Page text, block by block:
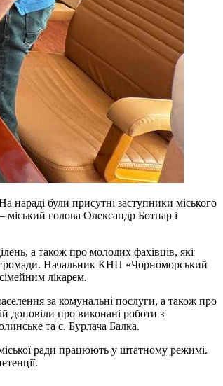
нараді були присутні заступники міського
міський голова Олександр Ботнар і
а також про молодих фахівців, які
громади. Начальник КНП «Чорноморський
лікарем.
за комунальні послуги, а також про
доповіли про виконані роботи з
та с. Бурлача Балка.
міської ради працюють у штатному режимі.